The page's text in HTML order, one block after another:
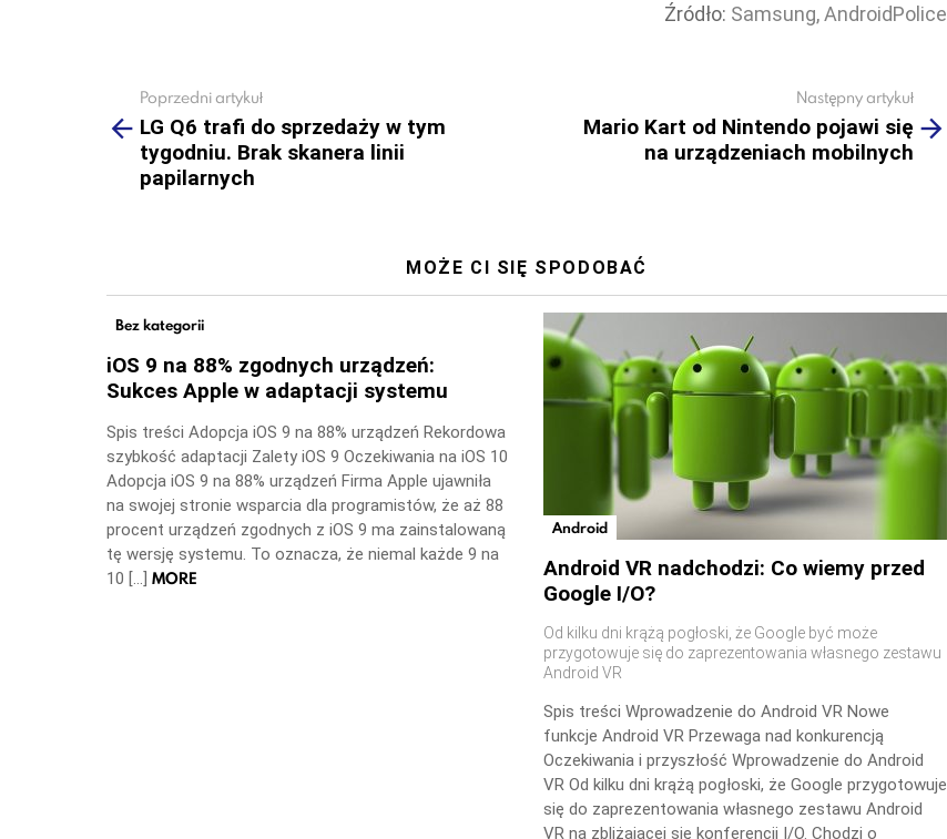
Źródło: Samsung, AndroidPolice
more
Poprzedni artykuł
LG Q6 trafi do sprzedaży w tym
tygodniu. Brak skanera linii
papilarnych
Następny artykuł
Mario Kart od Nintendo pojawi się
na urządzeniach mobilnych
MOŻE CI SIĘ SPODOBAĆ
Bez kategorii
iOS 9 na 88% zgodnych urządzeń:
Sukces Apple w adaptacji systemu
Spis treści Adopcja iOS 9 na 88% urządzeń Rekordowa
szybkość adaptacji Zalety iOS 9 Oczekiwania na iOS 10
Adopcja iOS 9 na 88% urządzeń Firma Apple ujawniła
na swojej stronie wsparcia dla programistów, że aż 88
procent urządzeń zgodnych z iOS 9 ma zainstalowaną
tę wersję systemu. To oznacza, że niemal każde 9 na
10 […] MORE
Android
Android VR nadchodzi: Co wiemy przed
Google I/O?
Od kilku dni krążą pogłoski, że Google być może
przygotowuje się do zaprezentowania własnego zestawu
Android VR
Spis treści Wprowadzenie do Android VR Nowe
funkcje Android VR Przewaga nad konkurencją
Oczekiwania i przyszłość Wprowadzenie do Android
VR Od kilku dni krążą pogłoski, że Google przygotowuje
się do zaprezentowania własnego zestawu Android
VR na zbliżającej się konferencji I/O. Chodzi o